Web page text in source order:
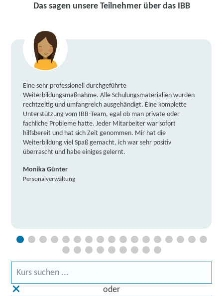
Das sagen unsere Teilnehmer über das IBB
Eine sehr professionell durchgeführte
Weiterbildungsmaßnahme. Alle Schulungsmaterialien wurden
rechtzeitig und umfangreich ausgehändigt. Eine komplette
Unterstützung vom IBB-Team, egal ob man private oder
fachliche Probleme hatte. Jeder Mitarbeiter war sofort
hilfsbereit und hat sich Zeit genommen. Mir hat die
Weiterbildung viel Spaß gemacht, ich war sehr positiv
überrascht und habe einiges gelernt.
Monika Günter
Personalverwaltung
oder